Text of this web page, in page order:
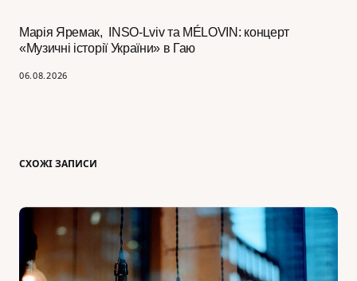
Марія Яремак, INSO-Lviv та MÉLOVIN: концерт
«Музичні історії України» в Гаю
06.08.2026
СХОЖІ ЗАПИСИ